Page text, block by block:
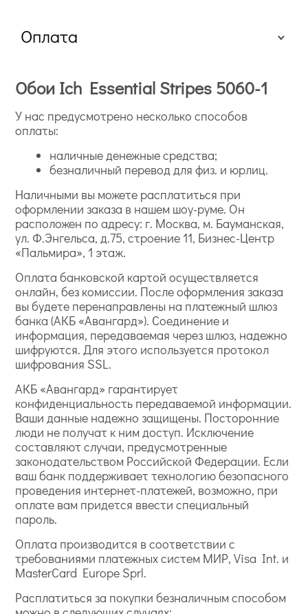
Оплата
Обои Ich Essential Stripes 5060-1
У нас предусмотрено несколько способов
оплаты:
наличные денежные средства;
безналичный перевод для физ. и юрлиц.
Наличными вы можете расплатиться при
оформлении заказа в нашем шоу-руме. Он
расположен по адресу: г. Москва, м. Бауманская,
ул. Ф.Энгельса, д.75, строение 11, Бизнес-Центр
«Пальмира», 1 этаж.
Оплата банковской картой осуществляется
онлайн, без комиссии. После оформления заказа
вы будете перенаправлены на платежный шлюз
банка (АКБ «Авангард»). Соединение и
информация, передаваемая через шлюз, надежно
шифруются. Для этого используется протокол
шифрования SSL.
АКБ «Авангард» гарантирует
конфиденциальность передаваемой информации.
Ваши данные надежно защищены. Посторонние
люди не получат к ним доступ. Исключение
составляют случаи, предусмотренные
законодательством Российской Федерации. Если
ваш банк поддерживает технологию безопасного
проведения интернет-платежей, возможно, при
оплате вам придется ввести специальный
пароль.
Оплата производится в соответствии с
требованиями платежных систем МИР, Visa Int. и
MasterCard Europe Sprl.
Расплатиться за покупки безналичным способом